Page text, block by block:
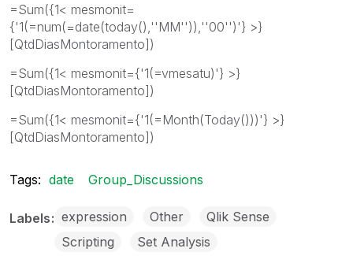
=Sum({1< mesmonit=
{'1(=num(=date(today(),''MM'')),''00'')'} >}
[QtdDiasMontoramento])
=Sum({1< mesmonit={'1(=vmesatu)'} >}
[QtdDiasMontoramento])
=Sum({1< mesmonit={'1(=Month(Today()))'} >}
[QtdDiasMontoramento])
Tags: date Group_Discussions
Labels expression Other
Qlik Sense
Scripting
Set Analysis